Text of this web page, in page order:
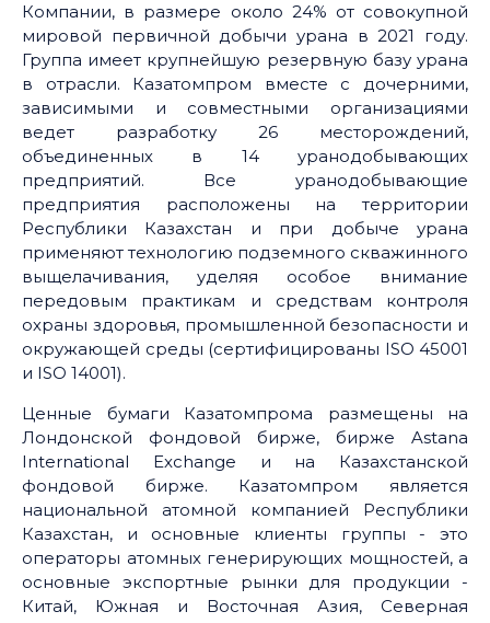
Компании, в размере около 24% от совокупной
мировой первичной добычи урана в 2021 году.
Группа имеет крупнейшую резервную базу урана
в отрасли. Казатомпром вместе с дочерними,
зависимыми и совместными организациями
ведет разработку 26 месторождений,
объединенных в 14 уранодобывающих
предприятий. Все уранодобывающие
предприятия расположены на территории
Республики Казахстан и при добыче урана
применяют технологию подземного скважинного
выщелачивания, уделяя особое внимание
передовым практикам и средствам контроля
охраны здоровья, промышленной безопасности и
окружающей среды (сертифицированы ISO 45001
и ISO 14001).
Ценные бумаги Казатомпрома размещены на
Лондонской фондовой бирже, бирже Astana
International Exchange и на Казахстанской
фондовой бирже. Казатомпром является
национальной атомной компанией Республики
Казахстан, и основные клиенты группы - это
операторы атомных генерирующих мощностей, а
основные экспортные рынки для продукции -
Китай, Южная и Восточная Азия, Северная